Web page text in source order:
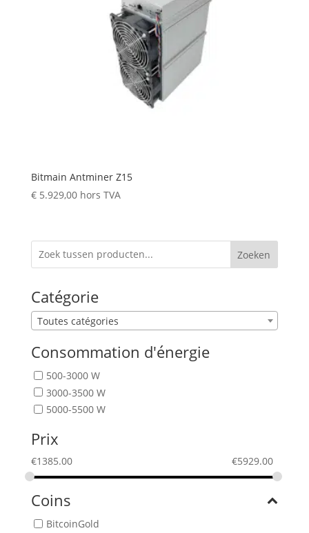
Bitmain Antminer Z15
€5.929,00 hors TVA
Zoeken
Catégorie
Toutes catégories
Consommation d'énergie
500-3000 W
3000-3500 W
5000-5500 W
Prix
€1385.00 €5929.00
Coins
BitcoinGold